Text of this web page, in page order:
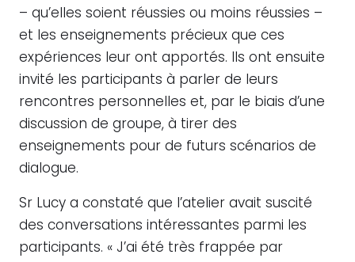
– qu’elles soient réussies ou moins réussies –
et les enseignements précieux que ces
expériences leur ont apportés. Ils ont ensuite
invité les participants à parler de leurs
rencontres personnelles et, par le biais d’une
discussion de groupe, à tirer des
enseignements pour de futurs scénarios de
dialogue.
Sr Lucy a constaté que l’atelier avait suscité
des conversations intéressantes parmi les
participants. « J’ai été très frappée par